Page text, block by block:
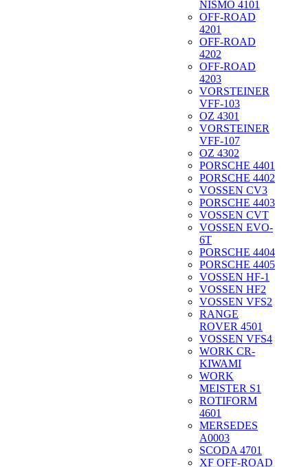
NISMO 4101
OFF-ROAD
4201
OFF-ROAD
4202
OFF-ROAD
4203
VORSTEINER
VFF-103
OZ 4301
VORSTEINER
VFF-107
OZ 4302
PORSCHE 4401
PORSCHE 4402
VOSSEN CV3
PORSCHE 4403
VOSSEN CVT
VOSSEN EVO-
6T
PORSCHE 4404
PORSCHE 4405
VOSSEN HF-1
VOSSEN HF2
VOSSEN VFS2
RANGE
ROVER 4501
VOSSEN VFS4
WORK CR-
KIWAMI
WORK
MEISTER S1
ROTIFORM
4601
MERSEDES
A0003
SCODA 4701
XF OFF-ROAD